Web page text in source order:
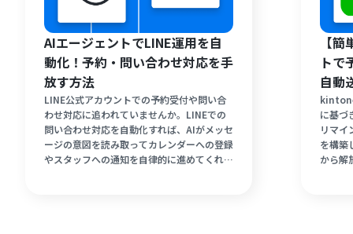
AIエージェントでLINE運用を自
動化！予約・問い合わせ対応を手
放す方法
LINE公式アカウントでの予約受付や問い合
わせ対応に追われていませんか。LINEでの
問い合わせ対応を自動化すれば、AIがメッセ
ージの意図を読み取ってカレンダーへの登録
やスタッフへの通知を自律的に進めてくれま
【
トで
自動
に基づ
リマイ
を構築
から解